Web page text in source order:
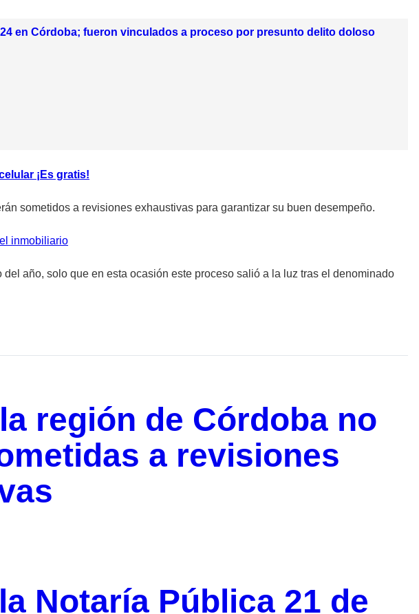
en Córdoba; fueron vinculados a proceso por presunto delito doloso
¡Es gratis!
sometidos a revisiones exhaustivas para garantizar su buen desempeño.
inmobiliario
año, solo que en esta ocasión este proceso salió a la luz tras el denominado
región de Córdoba no
a revisiones
Notaría Pública 21 de